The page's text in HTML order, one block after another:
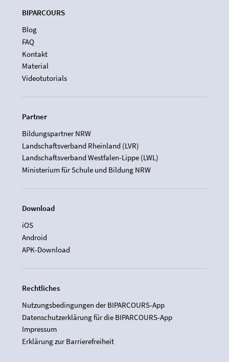
BIPARCOURS
Blog
FAQ
Kontakt
Material
Videotutorials
Partner
Bildungspartner NRW
Landschaftsverband Rheinland (LVR)
Landschaftsverband Westfalen-Lippe (LWL)
Ministerium für Schule und Bildung NRW
Download
iOS
Android
APK-Download
Rechtliches
Nutzungsbedingungen der BIPARCOURS-App
Datenschutzerklärung für die BIPARCOURS-App
Impressum
Erklärung zur Barrierefreiheit